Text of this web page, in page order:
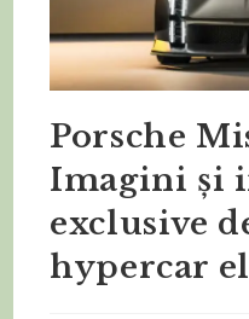
Porsche
Imagini și
exclusive
hypercar